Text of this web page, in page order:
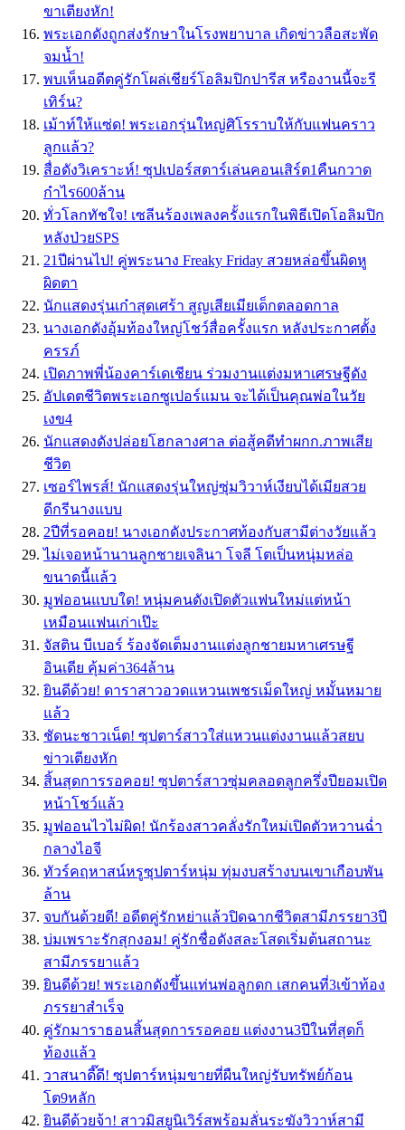
ขาเตียงหัก!
พระเอกดังถูกส่งรักษาในโรงพยาบาล เกิดข่าวลือสะพัด
จมน้ำ!
พบเห็นอดีตคู่รักโผล่เชียร์โอลิมปิกปารีส หรืองานนี้จะรี
เทิร์น?
เม้าท์ให้แซ่ด! พระเอกรุ่นใหญ่ศิโรราบให้กับแฟนคราว
ลูกแล้ว?
สื่อดังวิเคราะห์! ซุปเปอร์สตาร์เล่นคอนเสิร์ต1คืนกวาด
กำไร600ล้าน
ทั่วโลกทัชใจ! เซลีนร้องเพลงครั้งแรกในพิธีเปิดโอลิมปิก
หลังป่วยSPS
21ปีผ่านไป! คู่พระนาง Freaky Friday สวยหล่อขึ้นผิดหู
ผิดตา
นักแสดงรุ่นเก๋าสุดเศร้า สูญเสียเมียเด็กตลอดกาล
นางเอกดังอุ้มท้องใหญ่โชว์สื่อครั้งแรก หลังประกาศตั้ง
ครรภ์
เปิดภาพพี่น้องคาร์เดเชียน ร่วมงานแต่งมหาเศรษฐีดัง
อัปเดตชีวิตพระเอกซูเปอร์แมน จะได้เป็นคุณพ่อในวัย
เงข4
นักแสดงดังปล่อยโฮกลางศาล ต่อสู้คดีทำผกก.ภาพเสีย
ชีวิต
เซอร์ไพรส์! นักแสดงรุ่นใหญ่ซุ่มวิวาห์เงียบได้เมียสวย
ดีกรีนางแบบ
2ปีที่รอคอย! นางเอกดังประกาศท้องกับสามีต่างวัยแล้ว
ไม่เจอหน้านานลูกชายเจลินา โจลี โตเป็นหนุ่มหล่อ
ขนาดนี้แล้ว
มูฟออนแบบใด! หนุ่มคนดังเปิดตัวแฟนใหม่แต่หน้า
เหมือนแฟนเก่าเป๊ะ
จัสติน บีเบอร์ ร้องจัดเต็มงานแต่งลูกชายมหาเศรษฐี
อินเดีย คุ้มค่า364ล้าน
ยินดีด้วย! ดาราสาวอวดแหวนเพชรเม็ดใหญ่ หมั้นหมาย
แล้ว
ชัดนะชาวเน็ต! ซุปตาร์สาวใส่แหวนแต่งงานแล้วสยบ
ข่าวเตียงหัก
สิ้นสุดการรอคอย! ซุปตาร์สาวซุ่มคลอดลูกครึ่งปียอมเปิด
หน้าโชว์แล้ว
มูฟออนไวไม่ผิด! นักร้องสาวคลั่งรักใหม่เปิดตัวหวานฉ่ำ
กลางไอจี
ทัวร์คฤหาสน์หรูซุปตาร์หนุ่ม ทุ่มงบสร้างบนเขาเกือบพัน
ล้าน
จบกันด้วยดี! อดีตคู่รักหย่าแล้วปิดฉากชีวิตสามีภรรยา3ปี
บ่มเพราะรักสุกงอม! คู่รักชื่อดังสละโสดเริ่มต้นสถานะ
สามีภรรยาแล้ว
ยินดีด้วย! พระเอกดังขึ้นแท่นพ่อลูกดก เสกคนที่3เข้าท้อง
ภรรยาสำเร็จ
คู่รักมาราธอนสิ้นสุดการรอคอย แต่งงาน3ปีในที่สุดก็
ท้องแล้ว
วาสนาดี๊ดี! ซุปตาร์หนุ่มขายที่ผืนใหญ่รับทรัพย์ก้อน
โต9หลัก
ยินดีด้วยจ้า! สาวมิสยูนิเวิร์สพร้อมลั่นระฆังวิวาห์สามี